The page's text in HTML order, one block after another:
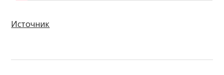
Источник